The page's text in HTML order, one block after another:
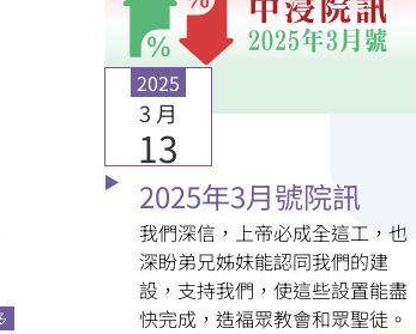
2025
3 月
13
2025年3月號院訊
我們深信，上帝必成全這工，也
深盼弟兄姊妹能認同我們的建
設，支持我們，使這些設置能盡
快完成，造福眾教會和眾聖徒。